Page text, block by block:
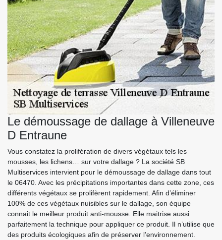
Le démoussage de dallage à Villeneuve
D Entraune
Vous constatez la prolifération de divers végétaux tels les
mousses, les lichens… sur votre dallage ? La société SB
Multiservices intervient pour le démoussage de dallage dans tout
le 06470. Avec les précipitations importantes dans cette zone, ces
différents végétaux se prolifèrent rapidement. Afin d’éliminer
100% de ces végétaux nuisibles sur le dallage, son équipe
connait le meilleur produit anti-mousse. Elle maitrise aussi
parfaitement la technique pour appliquer ce produit. Il n’utilise que
des produits écologiques afin de préserver l’environnement.